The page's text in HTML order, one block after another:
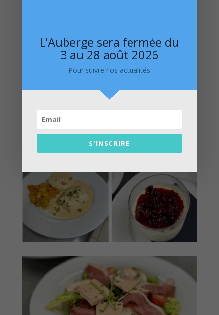
L'Auberge sera fermée du
3 au 28 août 2026
Pour suivre nos actualités
S'INSCRIRE